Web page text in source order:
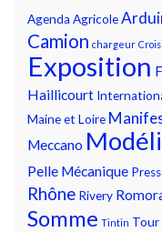
Agenda Agricole
Camion chargeur
Exposition
Haillicourt
Maine et Loire
Meccano
Pelle Mécanique
Rhône Rivery
Somme Tintin Tour